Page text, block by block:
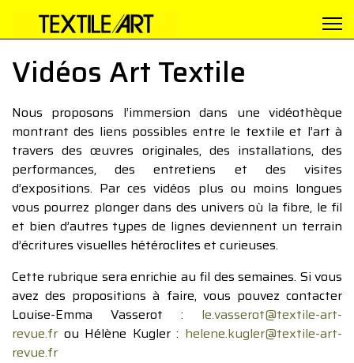
Vidéos Art Textile
Nous proposons l’immersion dans une vidéothèque
montrant des liens possibles entre le textile et l’art à
travers des œuvres originales, des installations, des
performances, des entretiens et des visites
d’expositions. Par ces vidéos plus ou moins longues
vous pourrez plonger dans des univers où la fibre, le fil
et bien d’autres types de lignes deviennent un terrain
d’écritures visuelles hétéroclites et curieuses.
Cette rubrique sera enrichie au fil des semaines. Si vous
avez des propositions à faire, vous pouvez contacter
Louise-Emma Vasserot : le.vasserot@textile-art-
revue.fr ou Hélène Kugler : helene.kugler@textile-art-
revue.fr